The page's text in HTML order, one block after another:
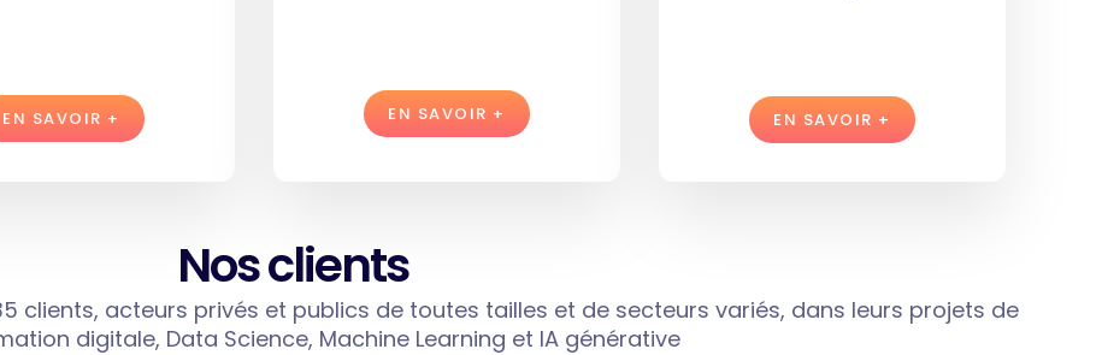
EN SAVOIR + EN SAVOIR + EN SAVOIR +
Nos clients
clients, acteurs privés et publics de toutes tailles et de secteurs variés, dans leurs projets de
digitale, Data Science, Machine Learning et IA générative